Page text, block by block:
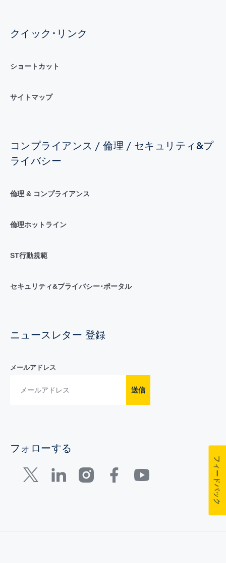
クイック･リンク
ショートカット
サイトマップ
コンプライアンス / 倫理 / セキュリティ&プ
ライバシー
倫理 & コンプライアンス
倫理ホットライン
ST行動規範
セキュリティ&プライバシー･ポータル
ニュースレター 登録
メールアドレス
送信
フォローする
フィードバック